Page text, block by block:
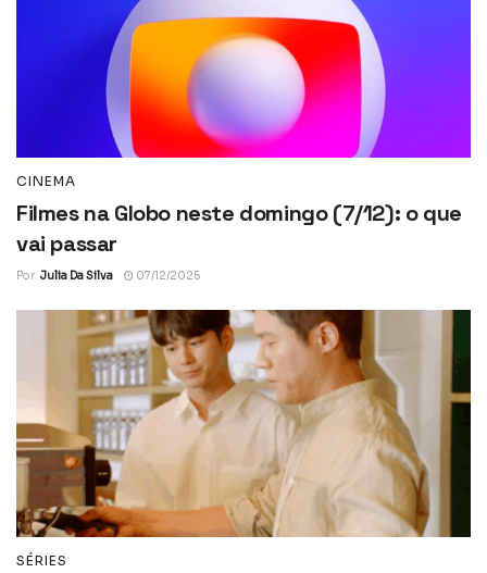
CINEMA
Filmes na Globo neste domingo (7/12): o que
vai passar
Por Julia Da Silva 07/12/2025
SÉRIES